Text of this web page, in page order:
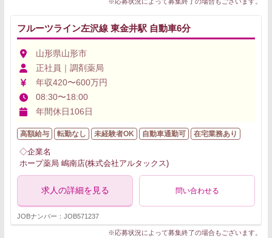
フルーツライン左沢線 東金井駅 自動車6分
山形県山形市
正社員｜調剤薬局
年収420〜600万円
08:30〜18:00
年間休日106日
高額給与 転勤なし 未経験者OK 自動車通勤可 在宅業務あり
◇企業名
ホープ薬局 嶋南店(株式会社アルタックス)
求人の詳細を見る 問い合わせる
JOBナンバー：JOB571237
※応募状況によって募集終了の場合もございます。